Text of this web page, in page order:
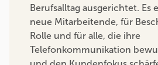
Berufsalltag ausgerichtet. Es
neue Mitarbeitende, für
Rolle und für alle, die ihre
Telefonkommunikation